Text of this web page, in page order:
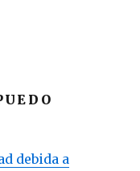
debida a